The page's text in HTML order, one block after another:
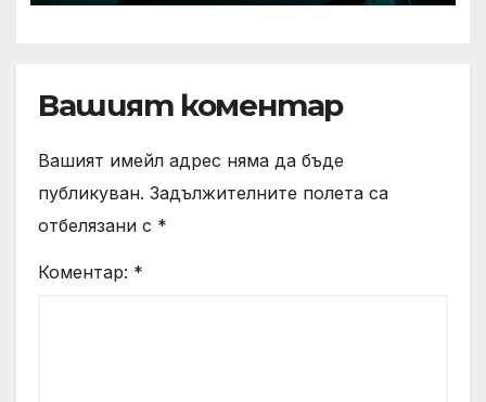
Вашият коментар
Вашият имейл адрес няма да бъде
публикуван. Задължителните полета са
отбелязани с *
Коментар: *